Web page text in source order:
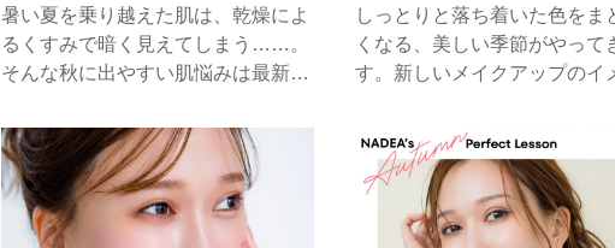
暑い夏を乗り越えた肌は、乾燥によ
るくすみで暗く見えてしまう……。
そんな秋に出やすい肌悩みは最新コ
コントロールカラーに、トーンアッ
プ下地、カバー力抜群のコンシーラ
ー、自分の理想肌を演出できるアイ
テムを選んでみて。
ジルスチュアート
クレ・ド・ポー ボーテ
しっとりと落ち着いた色をま
くなる、美しい季節がやって
す。新しいメイクアップのイ
感じさせるひと。鏡の中でも
より少し、おすましをして。